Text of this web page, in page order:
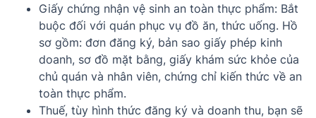
Giấy chứng nhận vệ sinh an toàn thực phẩm: Bắt
buộc đối với quán phục vụ đồ ăn, thức uống. Hồ
sơ gồm: đơn đăng ký, bản sao giấy phép kinh
doanh, sơ đồ mặt bằng, giấy khám sức khỏe của
chủ quán và nhân viên, chứng chỉ kiến thức về an
toàn thực phẩm.
Thuế, tùy hình thức đăng ký và doanh thu, bạn sẽ